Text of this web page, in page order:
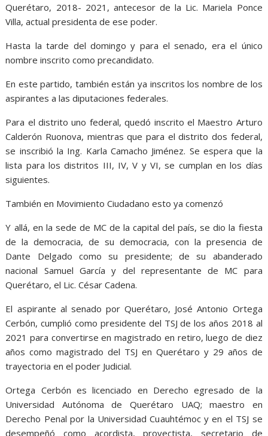
Querétaro, 2018- 2021, antecesor de la Lic. Mariela Ponce
Villa, actual presidenta de ese poder.
Hasta la tarde del domingo y para el senado, era el único
nombre inscrito como precandidato.
En este partido, también están ya inscritos los nombre de los
aspirantes a las diputaciones federales.
Para el distrito uno federal, quedó inscrito el Maestro Arturo
Calderón Ruonova, mientras que para el distrito dos federal,
se inscribió la Ing. Karla Camacho Jiménez. Se espera que la
lista para los distritos III, IV, V y VI, se cumplan en los días
siguientes.
También en Movimiento Ciudadano esto ya comenzó
Y allá, en la sede de MC de la capital del país, se dio la fiesta
de la democracia, de su democracia, con la presencia de
Dante Delgado como su presidente; de su abanderado
nacional Samuel García y del representante de MC para
Querétaro, el Lic. César Cadena.
El aspirante al senado por Querétaro, José Antonio Ortega
Cerbón, cumplió como presidente del TSJ de los años 2018 al
2021 para convertirse en magistrado en retiro, luego de diez
años como magistrado del TSJ en Querétaro y 29 años de
trayectoria en el poder Judicial.
Ortega Cerbón es licenciado en Derecho egresado de la
Universidad Autónoma de Querétaro UAQ; maestro en
Derecho Penal por la Universidad Cuauhtémoc y en el TSJ se
desempeñó como acordista, proyectista, secretario de